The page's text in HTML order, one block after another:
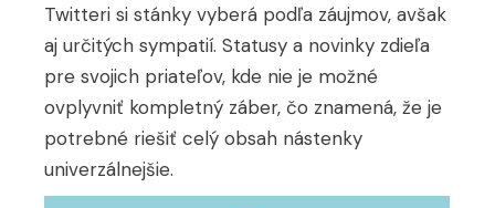
Twitteri si stánky vyberá podľa záujmov, avšak
aj určitých sympatií. Statusy a novinky zdieľa
pre svojich priateľov, kde nie je možné
ovplyvniť kompletný záber, čo znamená, že je
potrebné riešiť celý obsah nástenky
univerzálnejšie.